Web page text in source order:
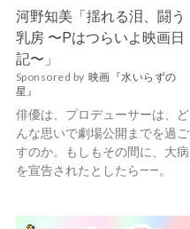
河野知美「揺れる泪、闘う
乳房 〜Pはつらいよ映画日
記〜」
Sponsored by 映画『水いらずの
星』
俳優は、プロデューサーは、ど
んな思いで劇場公開までを過ご
すのか。もしもその間に、大病
を宣告されたとしたら——。